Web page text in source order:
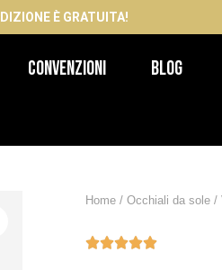
È GRATUITA!
Convenzioni
Blog
Home/ Occhiali da sole/
